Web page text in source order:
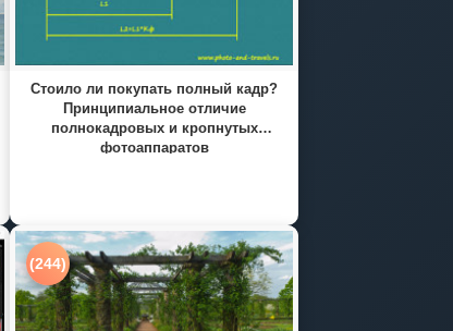
Стоило ли покупать полный кадр?
Принципиальное отличие
полнокадровых и кропнутых
фотоаппаратов
(244)